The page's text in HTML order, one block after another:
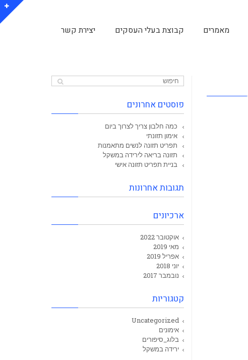
מאמרים קבוצת בעלי העסקים יצירת קשר
פוסטים אחרונים
כמה חלבון צריך לצרוך ביום
אימון תזונתי
תפריט תזונה לנשים מתאמנות
תזונה בריאה לירידה במשקל
בניית תפריט תזונה אישי
תגובות אחרונות
ארכיונים
אוקטובר 2022
מאי 2019
אפריל 2019
יוני 2018
נובמבר 2017
קטגוריות
Uncategorized
אימונים
בלוג_סיפורים
ירידה במשקל